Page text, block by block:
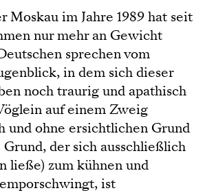
Moskau im Jahre 1989 hat seit
nur mehr an Gewicht
sprechen vom
in dem sich dieser
noch traurig und apathisch
auf einem Zweig
und ohne ersichtlichen Grund
der sich ausschließlich
ließe) zum kühnen und
ist